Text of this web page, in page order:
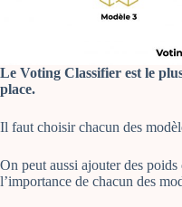
Le Voting Classifier est le
place.
Il faut choisir chacun des
On peut aussi ajouter des
l’importance de chacun des